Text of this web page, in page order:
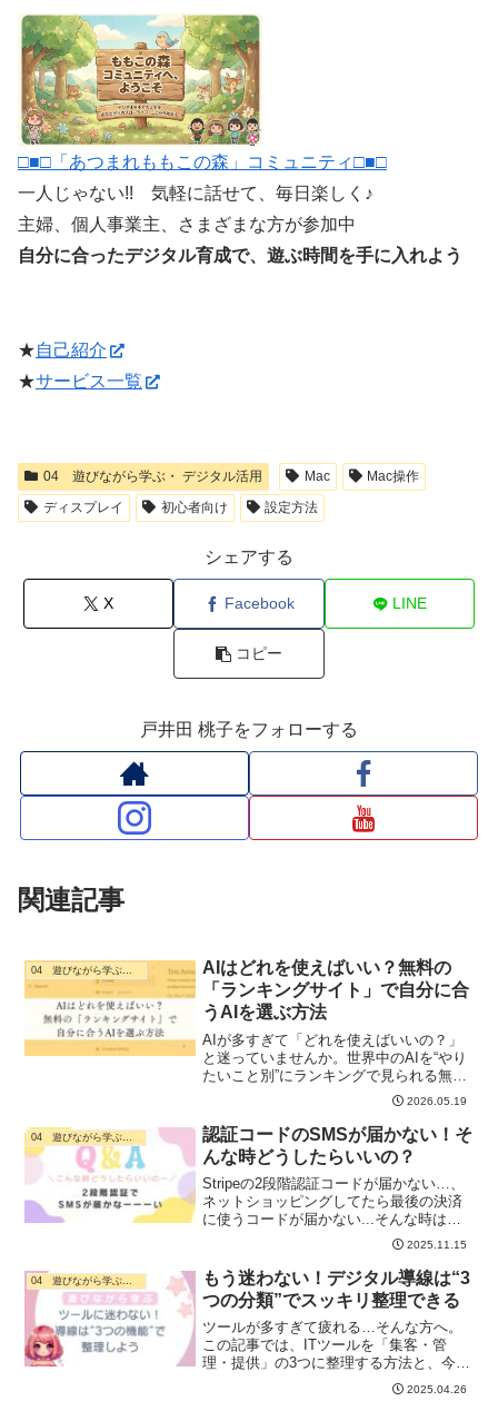
□■□「あつまれももこの森」コミュニティ□■□
一人じゃない!! 気軽に話せて、毎日楽しく♪
主婦、個人事業主、さまざまな方が参加中
自分に合ったデジタル育成で、遊ぶ時間を手に入れよう
★自己紹介
★サービス一覧
04 遊びながら学ぶ・ デジタル活用 Mac
Mac操作
ディスプレイ
初心者向け 設定方法
シェアする
X Facebook LINE
コピー
戸井田 桃子をフォローする
関連記事
04 遊びながら学ぶ・ デジタル活用
AIはどれを使えばいい？無料の
「ランキングサイト」で自分に合
うAIを選ぶ方法
AIが多すぎて「どれを使えばいいの？」
と迷っていませんか。世界中のAIを“やり
たいこと別”にランキングで見られる無料
サイトを、デジタルが苦手な方にもわか
るようにやさしく紹介します。全部おぼ
えなくて大丈夫です。
2026.05.19
認証コードのSMSが届かない！そ
んな時どうしたらいいの？
Stripeの2段階認証コードが届かない…、
ネットショッピングしてたら最後の決済
に使うコードが届かない...そんな時は、
スマホの「海外SMS受信設定」が原因か
も。SMSとは？どこを確認すればいい？
設定手順と安心対策をやさしく解説しま
す。
2025.11.15
04 遊びながら学ぶ・ デジタル活用
もう迷わない！デジタル導線は“3
つの分類”でスッキリ整理できる
ツールが多すぎて疲れる…そんな方へ。
この記事では、ITツールを「集客・管
理・提供」の3つに整理する方法と、今の
自分に合う選び方を解説します 2025.04.26